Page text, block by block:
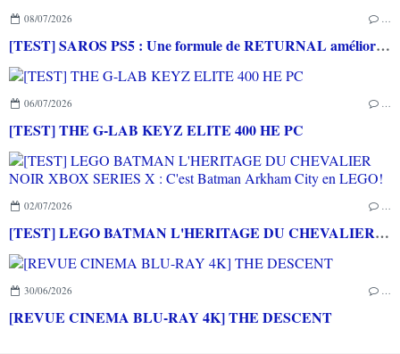
08/07/2026
[TEST] SAROS PS5 : Une formule de RETURNAL améliorée et interessante
06/07/2026
[TEST] THE G-LAB KEYZ ELITE 400 HE PC
02/07/2026
[TEST] LEGO BATMAN L'HERITAGE DU CHEVALIER NOIR XBOX SERIES X : C'est Batman Arkham City en LEGO!
30/06/2026
[REVUE CINEMA BLU-RAY 4K] THE DESCENT